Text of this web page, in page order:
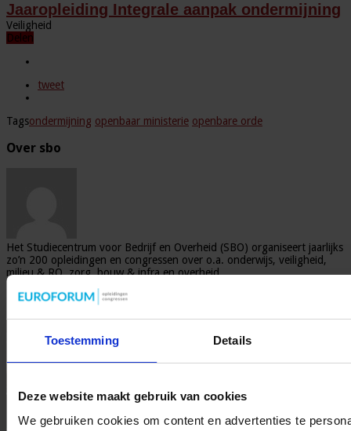
Toestemming Details
Deze website maakt gebruik van cookies
We gebruiken cookies om content en advertenties te
Jaaropleiding Integrale aanpak ondermijning
Veiligheid
Delen
tweet
Tagsondermijning openbaar ministerie openbare orde
Over sbo
Het Studiecentrum voor Bedrijf en Overheid (SBO) organiseert jaarlijks
zo’n 200 opleidingen en congressen over o.a. onderwijs, veiligheid,
milieu & RO, zorg, bouw & infra en overheid.
Gerelateerde Artikelen